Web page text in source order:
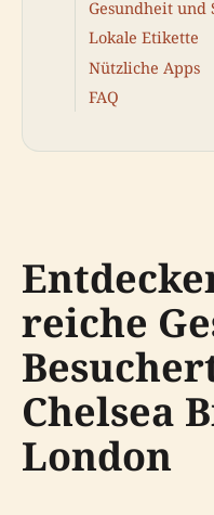
Gesundheit und
Lokale Etikette
Nützliche Apps
FAQ
reiche
Chelsea
London